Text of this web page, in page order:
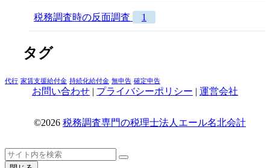
税務調査時の反面調査 1
タグ
代行 家賃支援給付金 持続化給付金 無申告 確定申告
お問い合わせ | プライバシーポリシー | 運営会社
©2026 税務調査専門の税理士法人エール名北会計
ト
ッ
検
索
検